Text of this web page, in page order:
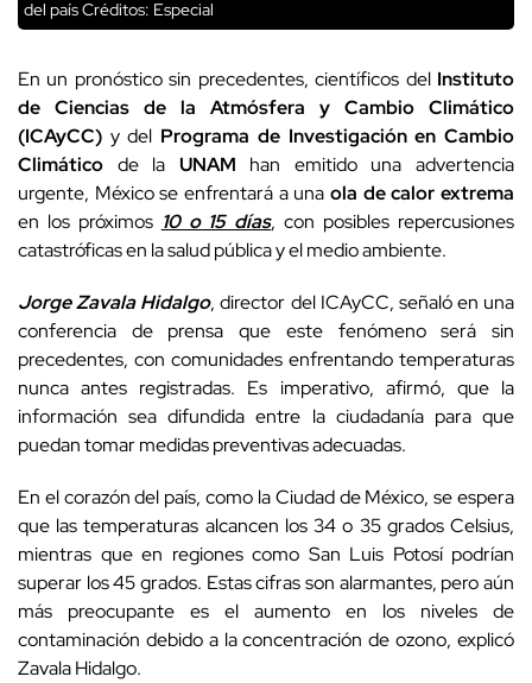
del paísCréditos: Especial
En un pronóstico sin precedentes, científicos del Instituto
de Ciencias de la Atmósfera y Cambio Climático
(ICAyCC) y del Programa de Investigación en Cambio
Climático de la UNAM han emitido una advertencia
urgente, México se enfrentará a una ola de calor extrema
en los próximos 10 o 15 días, con posibles repercusiones
catastróficas en la salud pública y el medio ambiente.
Jorge Zavala Hidalgo, director del ICAyCC, señaló en una
conferencia de prensa que este fenómeno será sin
precedentes, con comunidades enfrentando temperaturas
nunca antes registradas. Es imperativo, afirmó, que la
información sea difundida entre la ciudadanía para que
puedan tomar medidas preventivas adecuadas.
En el corazón del país, como la Ciudad de México, se espera
que las temperaturas alcancen los 34 o 35 grados Celsius,
mientras que en regiones como San Luis Potosí podrían
superar los 45 grados. Estas cifras son alarmantes, pero aún
más preocupante es el aumento en los niveles de
contaminación debido a la concentración de ozono, explicó
Zavala Hidalgo.